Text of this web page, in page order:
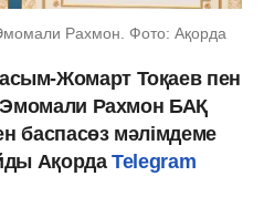
Рахмон. Фото: Ақорда
Жомарт Тоқаев пен
Эмомали Рахмон БАҚ
баспасөз мәлімдеме
АқордаTelegram